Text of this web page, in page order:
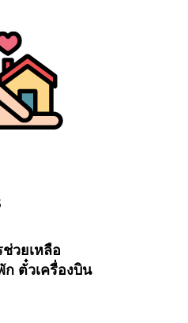
วยเหลือ
ตั๋วเครื่องบิน